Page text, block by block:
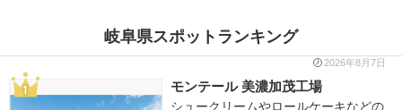
岐阜県スポットランキング
2026年8月7日
モンテール 美濃加茂工場
シュークリームやロールケーキなどの